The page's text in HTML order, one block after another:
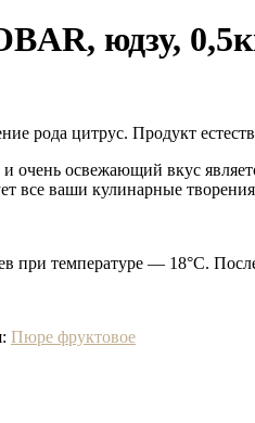
юдзу,
рода цитрус. Продукт
очень освежающий вкус
все ваши кулинарные
при температуре — 18°C.
Пюре фруктовое